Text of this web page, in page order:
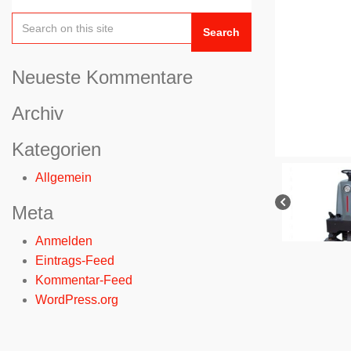
Search
Neueste Kommentare
Archiv
Kategorien
Allgemein
Meta
Anmelden
Eintrags-Feed
Kommentar-Feed
WordPress.org